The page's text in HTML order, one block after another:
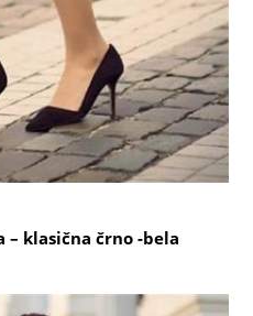
– klasična črno -bela